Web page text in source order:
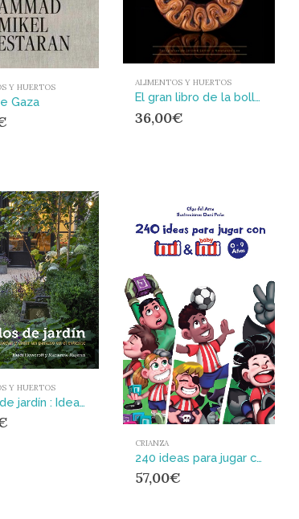
Y HUERTOS
Gaza
ALIMENTOS Y HUERTOS
El gran libro de la bollería : Clásica • De tendencia • De prestigio
36,00€
Y HUERTOS
Estilos de jardín : Ideas para diseñar y crear un paraíso en el exterior
CRIANZA
240 ideas para jugar con Indi y Baby Indi : 0-9 años
57,00€